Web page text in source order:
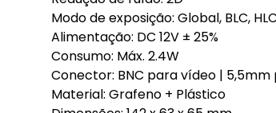
Modo de exposição: Global, BLC,
Alimentação: DC 12V ± 25%
Consumo: Máx. 2.4W
Conector: BNC para vídeo |
Material: Grafeno + Plástico